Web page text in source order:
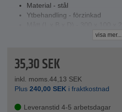
Material - stål
Ytbehandling - förzinkad
visa mer...
35,30SEK
inkl. moms.44,13 SEK
Plus 240,00 SEK i fraktkostnad
Leveranstid 4-5 arbetsdagar